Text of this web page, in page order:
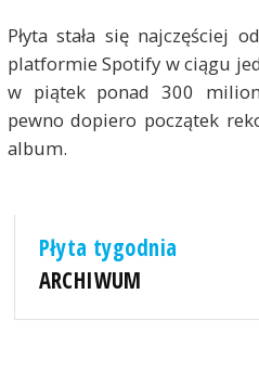
Płyta stała się najczęściej
platformie Spotify w ciągu
w piątek ponad 300
pewno dopiero początek
album.
Płyta tygodnia
ARCHIWUM